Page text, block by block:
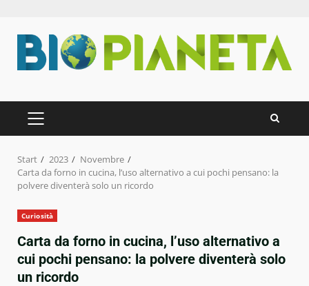
Inhalt
springen
PRIMÄRES
MENÜ
Start 2023
Novembre
Carta da forno in cucina, l’uso alternativo a cui pochi pensano: la
polvere diventerà solo un ricordo
Curiosità
Carta da forno in cucina, l’uso alternativo a
cui pochi pensano: la polvere diventerà solo
un ricordo